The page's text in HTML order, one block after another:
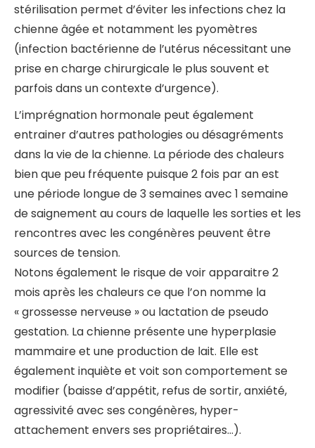
stérilisation permet d’éviter les infections chez la
chienne âgée et notamment les pyomètres
(infection bactérienne de l’utérus nécessitant une
prise en charge chirurgicale le plus souvent et
parfois dans un contexte d’urgence).
L’imprégnation hormonale peut également
entrainer d’autres pathologies ou désagréments
dans la vie de la chienne. La période des chaleurs
bien que peu fréquente puisque 2 fois par an est
une période longue de 3 semaines avec 1 semaine
de saignement au cours de laquelle les sorties et les
rencontres avec les congénères peuvent être
sources de tension.
Notons également le risque de voir apparaitre 2
mois après les chaleurs ce que l’on nomme la
« grossesse nerveuse » ou lactation de pseudo
gestation. La chienne présente une hyperplasie
mammaire et une production de lait. Elle est
également inquiète et voit son comportement se
modifier (baisse d’appétit, refus de sortir, anxiété,
agressivité avec ses congénères, hyper-
attachement envers ses propriétaires…).